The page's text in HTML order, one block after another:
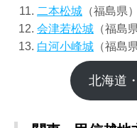
二本松城 （福島県）
会津若松城 （福島
白河小峰城 （福島
北海道